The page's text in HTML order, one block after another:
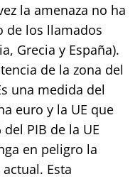
la amenaza no ha
de los llamados
Grecia y España).
de la zona del
una medida del
euro y la UE que
PIB de la UE
en peligro la
Esta